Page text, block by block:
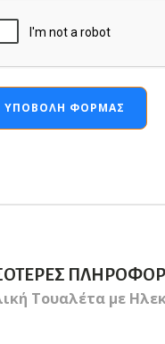
ΥΠΟΒΟΛΉ ΦΌΡΜΑΣ
Τουαλέτα με